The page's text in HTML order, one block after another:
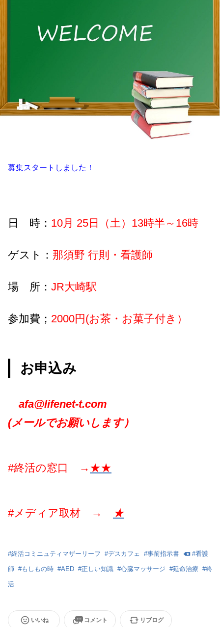
募集スタートしました！
日 時： 10月 25日（土）13時半～16時
ゲスト： 那須野 行則・看護師
場 所： JR大崎駅
参加費； 2000円(お茶・お菓子付き）
お申込み
afa@lifenet-t.com
(メールでお願いします）
#終活の窓口 → ★★
#メディア取材 → ★
#終活コミニュティマザーリーフ #デスカフェ #事前指示書 #看護
師 #もしもの時 #AED #正しい知識 #心臓マッサージ #延命治療 #終
活
いいね コメント リブログ